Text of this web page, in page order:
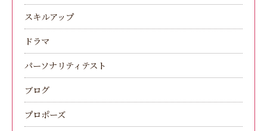
スキルアップ
ドラマ
パーソナリティテスト
ブログ
プロポーズ